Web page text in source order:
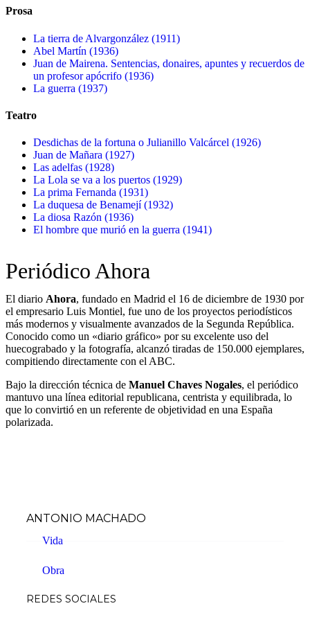
Prosa
La tierra de Alvargonzález (1911)
Abel Martín (1936)
Juan de Mairena. Sentencias, donaires, apuntes y recuerdos de
un profesor apócrifo (1936)
La guerra (1937)
Teatro
Desdichas de la fortuna o Julianillo Valcárcel (1926)
Juan de Mañara (1927)
Las adelfas (1928)
La Lola se va a los puertos (1929)
La prima Fernanda (1931)
La duquesa de Benamejí (1932)
La diosa Razón (1936)
El hombre que murió en la guerra (1941)
Periódico Ahora
El diario Ahora, fundado en Madrid el 16 de diciembre de 1930 por
el empresario Luis Montiel, fue uno de los proyectos periodísticos
más modernos y visualmente avanzados de la Segunda República.
Conocido como un «diario gráfico» por su excelente uso del
huecograbado y la fotografía, alcanzó tiradas de 150.000 ejemplares,
compitiendo directamente con el ABC.
Bajo la dirección técnica de Manuel Chaves Nogales, el periódico
mantuvo una línea editorial republicana, centrista y equilibrada, lo
que lo convirtió en un referente de objetividad en una España
polarizada.
ANTONIO MACHADO
Vida
Obra
REDES SOCIALES